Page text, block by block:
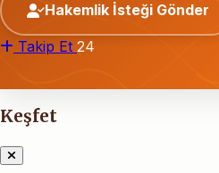
Hakemlik İsteği Gönder
Takip Et 24
Keşfet